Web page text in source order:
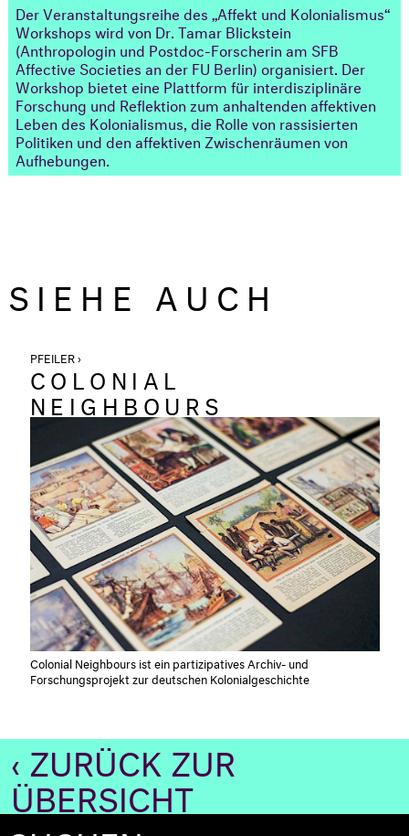
Der Veranstaltungsreihe des „Affekt und Kolonialismus“
Workshops wird von Dr. Tamar Blickstein
(Anthropologin und Postdoc-Forscherin am SFB
Affective Societies an der FU Berlin) organisiert. Der
Workshop bietet eine Plattform für interdisziplinäre
Forschung und Reflektion zum anhaltenden affektiven
Leben des Kolonialismus, die Rolle von rassisierten
Politiken und den affektiven Zwischenräumen von
Aufhebungen.
SIEHE AUCH
PFEILER ›
COLONIAL
NEIGHBOURS
Colonial Neighbours ist ein partizipatives Archiv- und
Forschungsprojekt zur deutschen Kolonialgeschichte
‹ ZURÜCK ZUR
ÜBERSICHT